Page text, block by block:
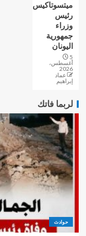
ميتسوتاكيس
رئيس
وزراء
جمهورية
اليونان
5
أغسطس،
2026
عماد
إبراهيم
لربما فاتك
حوادث